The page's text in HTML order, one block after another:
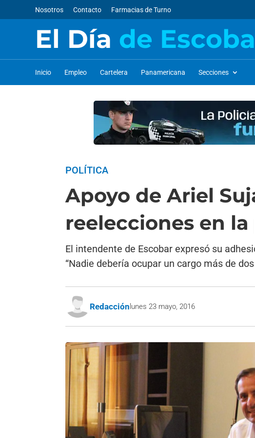
Nosotros Contacto Farmacias de Turno
El Día de
Inicio Empleo Cartelera Panamericana Secciones
POLÍTICA
Apoyo de Ariel
reelecciones en
El intendente de Escobar expresó su
“Nadie debería ocupar un cargo más de
Redacción lunes 23 mayo, 2016